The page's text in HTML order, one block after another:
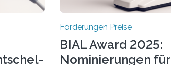
Förderungen Preise
BIAL Award 2025:
Nominierungen für